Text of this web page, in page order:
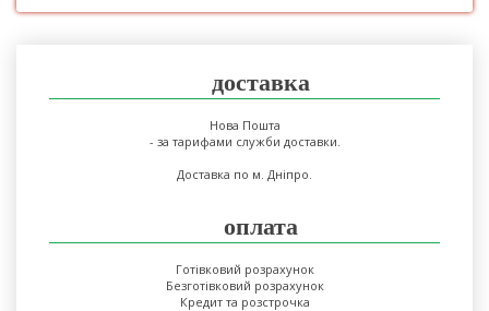
доставка
Нова Пошта
- за тарифами служби доставки.
Доставка по м. Дніпро.
оплата
Готівковий розрахунок
Безготівковий розрахунок
Кредит та розстрочка